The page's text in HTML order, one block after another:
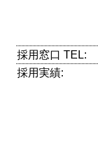
採用窓口 TEL:
採用実績: